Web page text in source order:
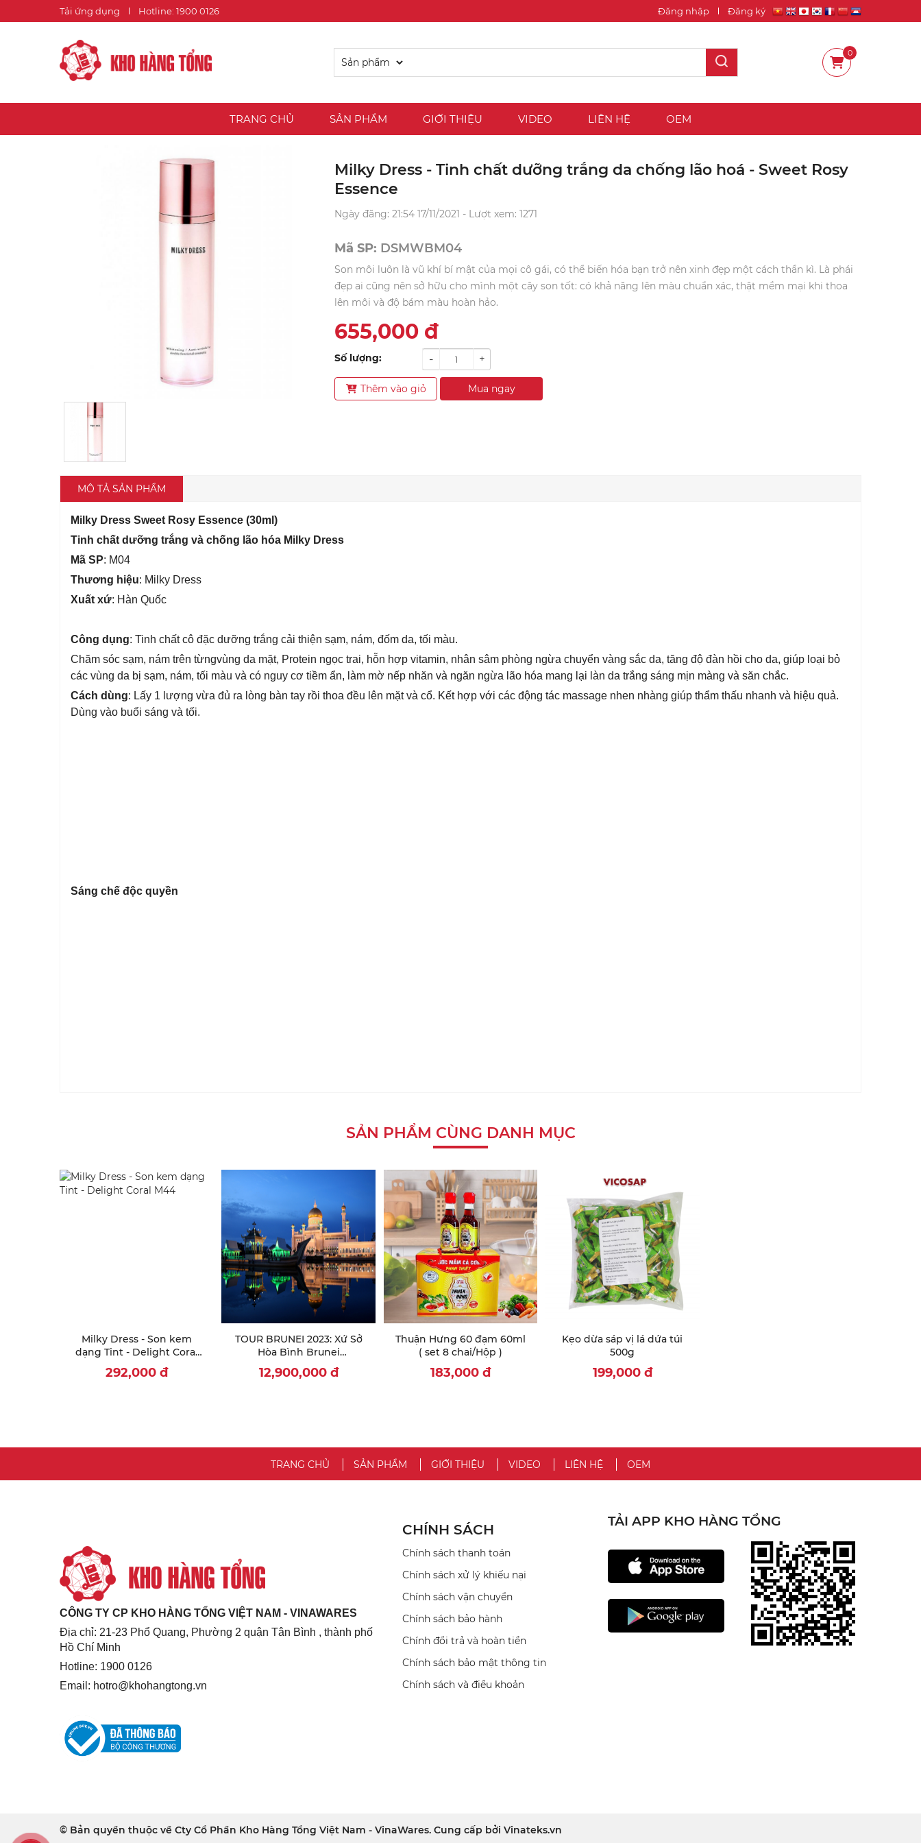
Tải ứng dụng Hotline: 1900 0126 Đăng nhập Đăng ký
0
TRANG CHỦ SẢN PHẨM GIỚI THIỆU VIDEO LIÊN HỆ OEM
Milky Dress - Tinh chất dưỡng trắng da chống lão hoá - Sweet Rosy
Essence
Ngày đăng: 21:54 17/11/2021 - Lượt xem: 1271
Mã SP: DSMWBM04
Son môi luôn là vũ khí bí mật của mọi cô gái, có thể biến hóa bạn trở nên xinh đẹp một cách thần kì. Là phái
đẹp ai cũng nên sở hữu cho mình một cây son tốt: có khả năng lên màu chuẩn xác, thật mềm mại khi thoa
lên môi và độ bám màu hoàn hảo.
655,000 đ
Số lượng: +
-
Thêm vào giỏ Mua ngay
MÔ TẢ SẢN PHẨM
Milky Dress Sweet Rosy Essence (30ml)
Tinh chất dưỡng trắng và chống lão hóa Milky Dress
Mã SP: M04
Thương hiệu: Milky Dress
Xuất xứ: Hàn Quốc
Công dụng: Tinh chất cô đặc dưỡng trắng cải thiện sạm, nám, đốm da, tối màu.
Chăm sóc sạm, nám trên từngvùng da mặt, Protein ngọc trai, hỗn hợp vitamin, nhân sâm phòng ngừa chuyển vàng sắc da, tăng độ đàn hồi cho da, giúp loại bỏ
các vùng da bị sạm, nám, tối màu và có nguy cơ tiềm ẩn, làm mờ nếp nhăn và ngăn ngừa lão hóa mang lại làn da trắng sáng mịn màng và săn chắc.
Cách dùng: Lấy 1 lượng vừa đủ ra lòng bàn tay rồi thoa đều lên mặt và cổ. Kết hợp với các động tác massage nhen nhàng giúp thẩm thấu nhanh và hiệu quả.
Dùng vào buổi sáng và tối.
Sáng chế độc quyền
SẢN PHẨM CÙNG DANH MỤC
Milky Dress - Son kem
dạng Tint - Delight Coral
M44
292,000 đ
TOUR BRUNEI 2023: Xứ Sở
Hòa Bình Brunei
Darrussalam (BANDA SERI
BEGAWAN - ULU
12,900,000 đ
Thuận Hưng 60 đạm 60ml
( set 8 chai/Hộp )
183,000 đ
Kẹo dừa sáp vị lá dứa túi
500g
199,000 đ
TRANG CHỦ SẢN PHẨM GIỚI THIỆU VIDEO LIÊN HỆ OEM
CÔNG TY CP KHO HÀNG TỔNG VIỆT NAM - VINAWARES
Địa chỉ: 21-23 Phổ Quang, Phường 2 quận Tân Bình , thành phố
Hồ Chí Minh
Hotline: 1900 0126
Email: hotro@khohangtong.vn
CHÍNH SÁCH
Chính sách thanh toán
Chính sách xử lý khiếu nại
Chính sách vận chuyển
Chính sách bảo hành
Chính đổi trả và hoàn tiền
Chính sách bảo mật thông tin
Chính sách và điều khoản
TẢI APP KHO HÀNG TỔNG
© Bản quyền thuộc về Cty Cổ Phần Kho Hàng Tổng Việt Nam - VinaWares. Cung cấp bởi Vinateks.vn